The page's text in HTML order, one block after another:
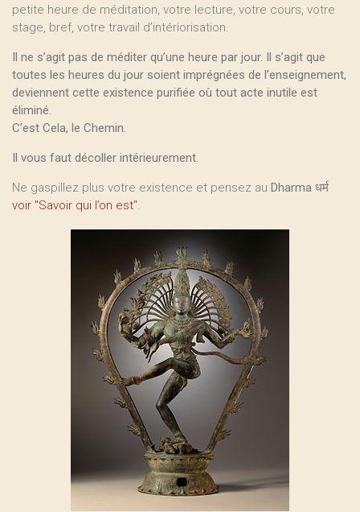
petite heure de méditation, votre lecture, votre cours, votre
stage, bref, votre travail d’intériorisation.
Il ne s’agit pas de méditer qu’une heure par jour. Il s’agit que
toutes les heures du jour soient imprégnées de l’enseignement,
deviennent cette existence purifiée où tout acte inutile est
éliminé.
C’est Cela, le Chemin.
Il vous faut décoller intérieurement.
Ne gaspillez plus votre existence et pensez au Dharma धर्म
voir "Savoir qui l’on est".